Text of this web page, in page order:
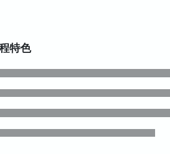
特色